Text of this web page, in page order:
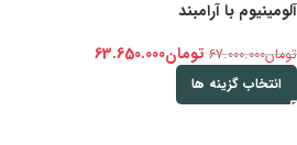
آلومینیوم با آرامبند
تومان67.000.000 تومان63.650.000
انتخاب گزینه ها